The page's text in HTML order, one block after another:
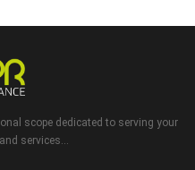
scope dedicated to serving your
services...